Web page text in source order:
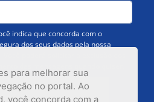
para melhorar sua
no portal. Ao
você concorda com a
indica que concorda com o
dos seus dados pela nossa